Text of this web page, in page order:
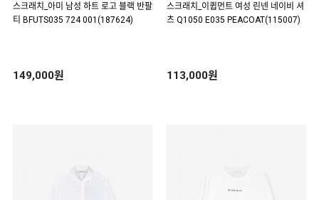
스크래치_아미 남성 하트 로고 블랙 반팔
티 BFUTS035 724 001(187624)
149,000원
스크래치_이큅먼트 여성 린넨 네이비 셔
츠 Q1050 E035 PEACOAT(115007)
113,000원